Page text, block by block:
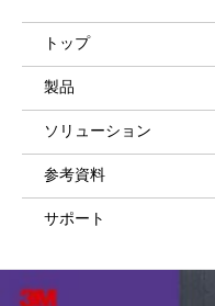
トップ
製品
ソリューション
参考資料
サポート